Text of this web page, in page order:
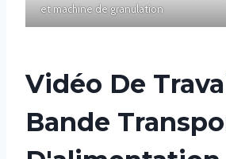
et machine de granulation
Vidéo De
Bande